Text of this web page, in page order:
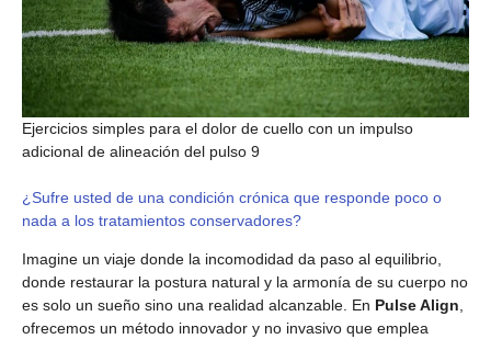
Ejercicios simples para el dolor de cuello con un impulso
adicional de alineación del pulso 9
¿Sufre usted de una condición crónica que responde poco o
nada a los tratamientos conservadores?
Imagine un viaje donde la incomodidad da paso al equilibrio,
donde restaurar la postura natural y la armonía de su cuerpo no
es solo un sueño sino una realidad alcanzable. En Pulse Align
ofrecemos un método innovador y no invasivo que emplea